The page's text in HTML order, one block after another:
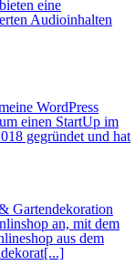
eine
Audioinhalten
WordPress
einen StartUp im
gegründet und hat
Gartendekoration
an, mit dem
aus dem